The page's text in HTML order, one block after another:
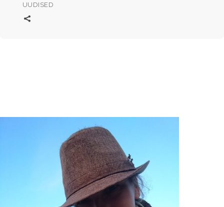
UUDISED